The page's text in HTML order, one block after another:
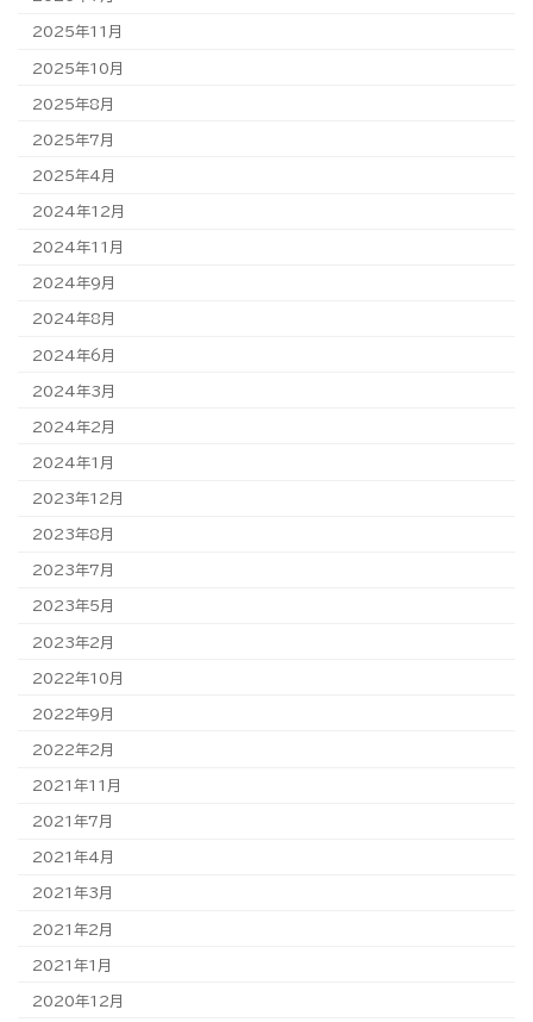
2025年11月
2025年10月
2025年8月
2025年7月
2025年4月
2024年12月
2024年11月
2024年9月
2024年8月
2024年6月
2024年3月
2024年2月
2024年1月
2023年12月
2023年8月
2023年7月
2023年5月
2023年2月
2022年10月
2022年9月
2022年2月
2021年11月
2021年7月
2021年4月
2021年3月
2021年2月
2021年1月
2020年12月